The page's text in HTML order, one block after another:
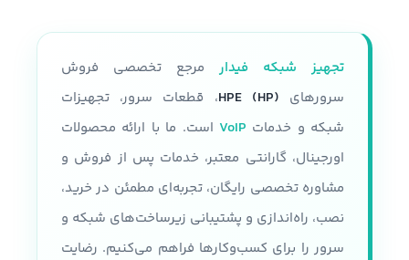
تجهیز شبکه فیدار مرجع تخصصی فروش
سرورهای HPE (HP)، قطعات سرور، تجهیزات
شبکه و خدمات VoIP است. ما با ارائه محصولات
اورجینال، گارانتی معتبر، خدمات پس از فروش و
مشاوره تخصصی رایگان، تجربه‌ای مطمئن در خرید،
نصب، راه‌اندازی و پشتیبانی زیرساخت‌های شبکه و
سرور را برای کسب‌وکارها فراهم می‌کنیم. رضایت